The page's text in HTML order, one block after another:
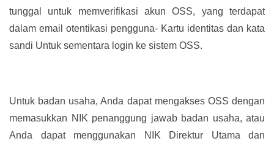
tunggal untuk memverifikasi akun OSS, yang terdapat
dalam email otentikasi pengguna- Kartu identitas dan kata
sandi Untuk sementara login ke sistem OSS.
Untuk badan usaha, Anda dapat mengakses OSS dengan
memasukkan NIK penanggung jawab badan usaha, atau
Anda dapat menggunakan NIK Direktur Utama dan